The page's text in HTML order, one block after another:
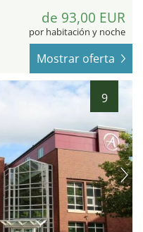
de 93,00 EUR
por habitación y noche
Mostrar oferta
9